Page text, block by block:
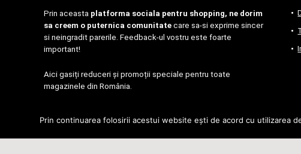
Prin aceasta platforma sociala pentru shopping, ne dorim
sa creem o puternica comunitate care sa-si exprime sincer
si neingradit parerile. Feedback-ul vostru este foarte
important!
Aici gasiți reduceri și promoții speciale pentru toate
magazinele din România.
Prin continuarea folosirii acestui website ești de acord cu utilizarea